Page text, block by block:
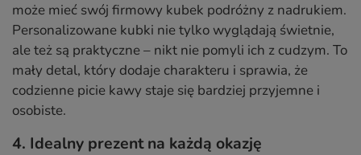
może mieć swój firmowy kubek podróżny z nadrukiem.
Personalizowane kubki nie tylko wyglądają świetnie,
ale też są praktyczne – nikt nie pomyli ich z cudzym. To
mały detal, który dodaje charakteru i sprawia, że
codzienne picie kawy staje się bardziej przyjemne i
osobiste.
4. Idealny prezent na każdą okazję